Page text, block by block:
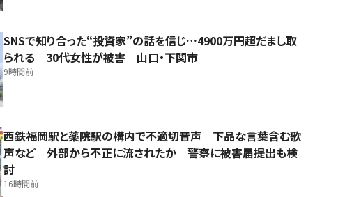
SNSで知り合った“投資家”の話を信じ…4900万円超だまし取
られる 30代女性が被害 山口・下関市
9時間前
西鉄福岡駅と薬院駅の構内で不適切音声 下品な言葉含む歌
声など 外部から不正に流されたか 警察に被害届提出も検
討
16時間前